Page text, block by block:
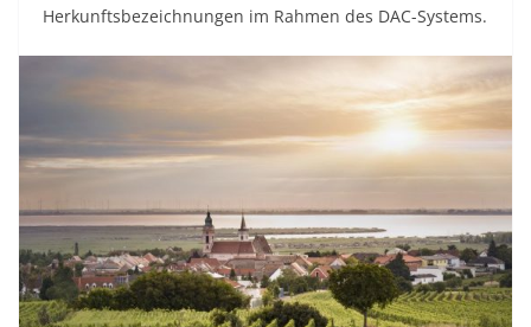
Herkunftsbezeichnungen im Rahmen des DAC-Systems.